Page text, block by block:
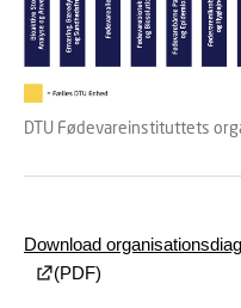
DTU Fødevareinstituttets
Download
(PDF)